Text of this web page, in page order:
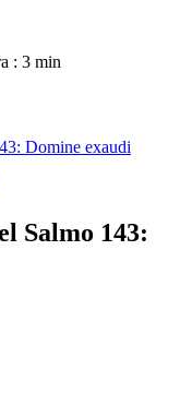
: 3 min
Domine exaudi
Salmo 143: